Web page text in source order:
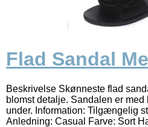
Flad Sandal
Beskrivelse Skønneste flad
blomst detalje. Sandalen er med
under. Information: Tilgængelig
Anledning: Casual Farve: Sort